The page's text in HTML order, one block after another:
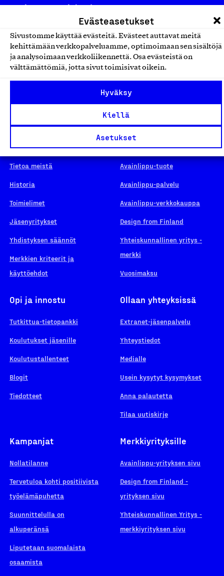
Evästeasetukset
Sivustomme käyttää evästeitä. Evästeet auttavat meitä
kehittämään verkkopalveluamme, optimoimaan sen sisältöjä
ja analysoimaan verkkoliikennettä. Osa evästeistä on
välttämättömiä, jotta sivut toimisivat oikein.
Hyväksy
Kiellä
Asetukset
Design From Finland
Yhteiskunnallinen Yritys -merkki
Tietoa meistä
Historia
Toimielimet
Jäsenyritykset
Yhdistyksen säännöt
Merkkien kriteerit ja
käyttöehdot
Hae merkkiä
Avainlippu-tuote
Avainlippu-palvelu
Avainlippu-verkkokauppa
Design from Finland
Yhteiskunnallinen yritys -
merkki
Vuosimaksu
Opi ja innostu
Tutkittua-tietopankki
Koulutukset jäsenille
Koulutustallenteet
Blogit
Tiedotteet
Ollaan yhteyksissä
Extranet-jäsenpalvelu
Yhteystiedot
Medialle
Usein kysytyt kysymykset
Anna palautetta
Tilaa uutiskirje
Kampanjat
Nollatilanne
Tervetuloa kohti positiivista
työelämäpuhetta
Suunnittelulla on
alkuperänsä
Liputetaan suomalaista
osaamista
Merkkiyrityksille
Avainlippu-yrityksen sivu
Design from Finland -
yrityksen sivu
Yhteiskunnallinen Yritys -
merkkiyrityksen sivu